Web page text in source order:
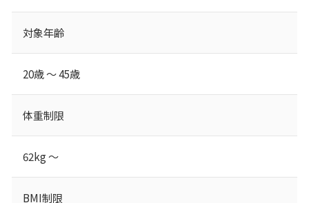
対象年齢
20歳 ～ 45歳
体重制限
62kg ～
BMI制限